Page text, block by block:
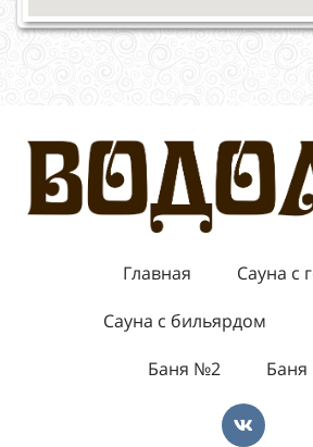
Главная
Сауна с
Сауна с бильярдом
Баня №2